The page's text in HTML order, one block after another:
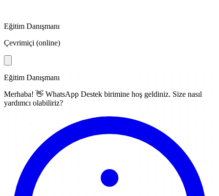
Eğitim Danışmanı
Çevrimiçi (online)
Eğitim Danışmanı
Merhaba! 👋 WhatsApp Destek birimine hoş geldiniz. Size nasıl
yardımcı olabiliriz?